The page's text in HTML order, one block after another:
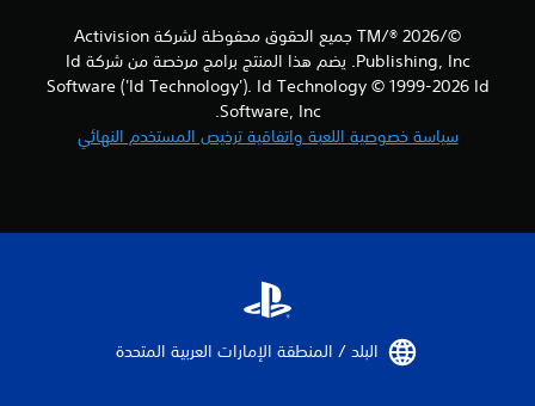
©/TM/® 2026 جميع الحقوق محفوظة لشركة Activision
Publishing, Inc. يضم هذا المنتج برامج مرخصة من شركة Id
Software ('Id Technology'). Id Technology © 1999-2026 Id
Software, Inc.
سياسة خصوصية اللعبة واتفاقية ترخيص المستخدم النهائي
البلد / المنطقة الإمارات العربية المتحدة‏